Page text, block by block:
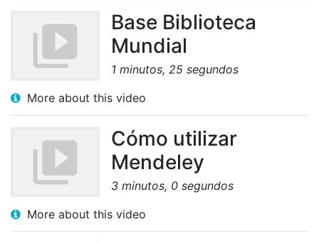
Base Biblioteca
Mundial
1 minutos, 25 segundos
More about this video
Cómo utilizar
Mendeley
3 minutos, 0 segundos
More about this video